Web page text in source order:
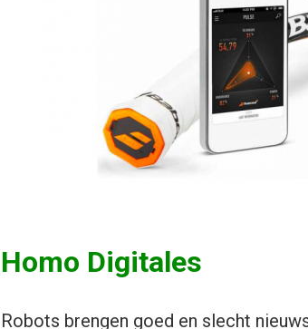
Homo Digitales
Robots brengen goed en slecht